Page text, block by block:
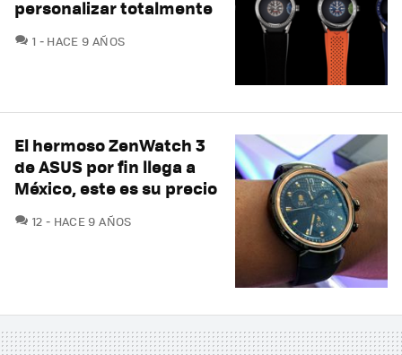
personalizar totalmente
1 COMENTARIOS
HACE 9 AÑOS
El hermoso ZenWatch 3
de ASUS por fin llega a
México, este es su precio
12 COMENTARIOS
HACE 9 AÑOS